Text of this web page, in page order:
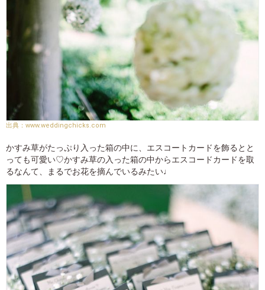
www.weddingchicks.com
かすみ草がたっぷり入った箱の中に、エスコートカードを飾るとと
っても可愛い♡かすみ草の入った箱の中からエスコードカードを取
るなんて、まるでお花を摘んでいるみたい♩